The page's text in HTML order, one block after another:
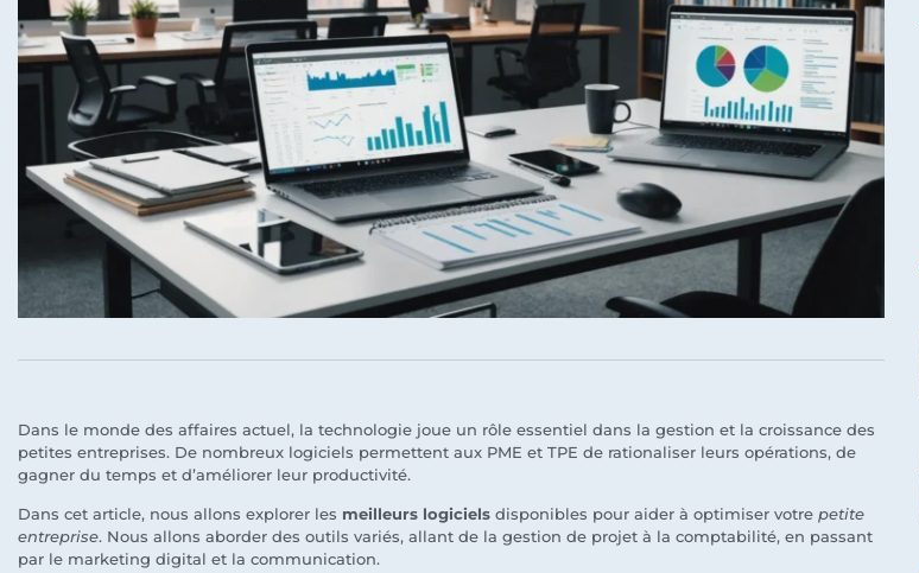
Dans le monde des affaires actuel, la technologie joue un rôle essentiel dans la gestion et la croissance des
petites entreprises. De nombreux logiciels permettent aux PME et TPE de rationaliser leurs opérations, de
gagner du temps et d’améliorer leur productivité.
Dans cet article, nous allons explorer les meilleurs logiciels disponibles pour aider à optimiser votre petite
entreprise. Nous allons aborder des outils variés, allant de la gestion de projet à la comptabilité, en passant
par le marketing digital et la communication.